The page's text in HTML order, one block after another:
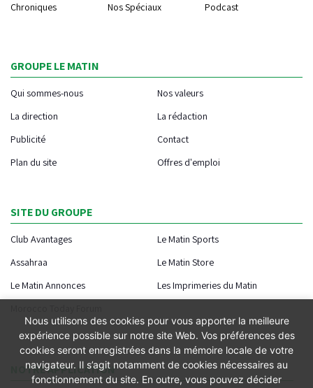
Chroniques
Nos Spéciaux Podcast
GROUPE LE MATIN
Qui sommes-nous
Nos valeurs
La direction
La rédaction
Publicité
Contact
Plan du site
Offres d'emploi
SITE DU GROUPE
Club Avantages
Le Matin Sports
Assahraa
Le Matin Store
Le Matin Annonces
Les Imprimeries du Matin
NOTRE APPLICATION
Nous utilisons des cookies pour vous apporter la meilleure
expérience possible sur notre site Web. Vos préférences des
cookies seront enregistrées dans la mémoire locale de votre
navigateur. Il s’agit notamment de cookies nécessaires au
fonctionnement du site. En outre, vous pouvez décider